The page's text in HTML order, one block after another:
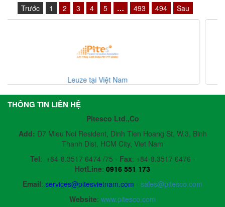
Trước
1 2 3 4 5 … 493 494 Sau
THÔNG TIN LIÊN HỆ
Pitesco Ltd.,Co
Add: D7 Mieu Noi Resident, Dinh Tien Hoang St, W.3, Binh
Thanh Dist, HCM City, Viet Nam
Tel: +84-8.3517 6474 /75 - Fax: +84-8.3517 6476 -
HotLine: 0916 551 173
Email: services@pitesvietnam.com - sales@pitesco.com
Website: www.pitesco.com